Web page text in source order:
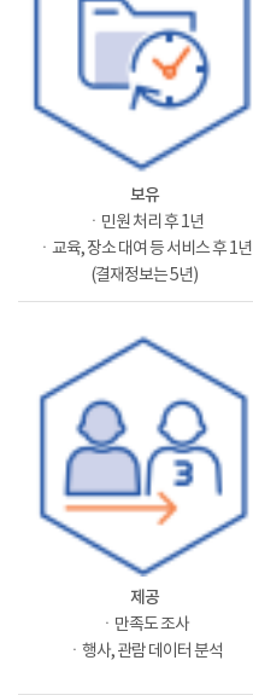
보유
ㆍ민원 처리 후 1년
ㆍ교육, 장소 대여 등 서비스 후 1년
(결재정보는 5년)
제공
ㆍ만족도 조사
ㆍ행사, 관람 데이터 분석